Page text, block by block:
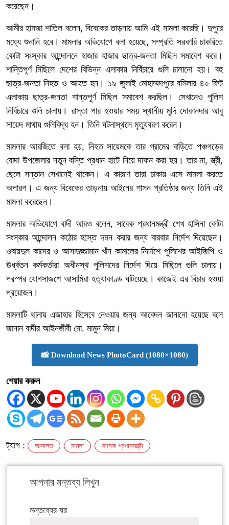
করেছেন।
আমীর হামজা শাতিল বলেন, বিবেকের তাড়নায় আমি এই মামলা করেছি। দুপুরে
মধ্যে শুনানি হবে। মামলার অভিযোগে বলা হয়েছে, সম্প্রতি সরকারি চাকরিতে
কোটা সংস্কার আন্দোলনে হাজার হাজার ছাত্র-জনতা মিছিল সমাবেশ করে।
শান্তিপূর্ণ মিছিলে দেশের বিভিন্ন এলাকায় নির্বিচারে গুলি চালানো হয়। বহু
ছাত্র-জনতা নিহত ও আহত হন। ১৯ জুলাই মোহাম্মদপুরে বসিলার ৪০ ফিট
এলাকায় ছাত্র-জনতা শান্তপূর্ণ মিছিল সমাবেশ করছিল। সেখানেও পুলিশ
নির্বিচারে গুলি চালায়। রাস্তা পার হওয়ার সময় স্থানীয় মুদি দোকানদার আবু
সায়েদ মাথায় গুলিবিদ্ধ হন। তিনি ঘটনাস্থলে মৃত্যুবরণ করেন।
মামলার আরজিতে বলা হয়, নিহত সায়েমকে তার গ্রামের বাড়িতে পঞ্চগড়ের
বোদা উপজেলার নতুন বস্তি প্রধান হাটে নিয়ে দাফন করা হয়। তার মা, স্ত্রী,
ছেলে সন্তান সেখানেই থাকেন। এ কারণে তারা ঢাকায় এসে মামলা করতে
অপারগ। এ জন্য বিবেকের তাড়নায় আইনের শাসন প্রতিষ্ঠার জন্য তিনি এই
মামলা করেছেন।
মামলার অভিযোগে বাদী আরও বলেন, সাবেক প্রধানমন্ত্রী শেখ হাসিনা কোটা
সংস্কার আন্দোলন কঠোর হস্তে দমন করার জন্য বারবার নির্দেশ দিয়েছেন।
ওবায়দুল কাদের ও আসাদুজ্জামান খাঁন কামালের নির্দেশে পুলিশের আইজিপি ও
ঊর্ধ্বতন কর্মকর্তারা অধীনস্থ পুলিশদের নির্দেশ দিয়ে মিছিলে গুলি চালায়।
পরস্পর যোগসাজশে আসামিরা হত্যাকাণ্ড ঘটিয়েছে। কাজেই এর বিচার হওয়া
প্রয়োজন।
মামলাটি থানায় এজাহার হিসেবে নেওয়ার জন্য আবেদন জানানো হয়েছে বলে
জানান বাদীর আইনজীবী মো. মামুন মিয়া।
📸 Download News PhotoCard (1080×1080)
শেয়ার করুন
ট্যাগ : আদালত মামলা সাবেক প্রধানমন্ত্রী
আপনার মন্তব্য লিখুন
মন্তব্যের ঘর